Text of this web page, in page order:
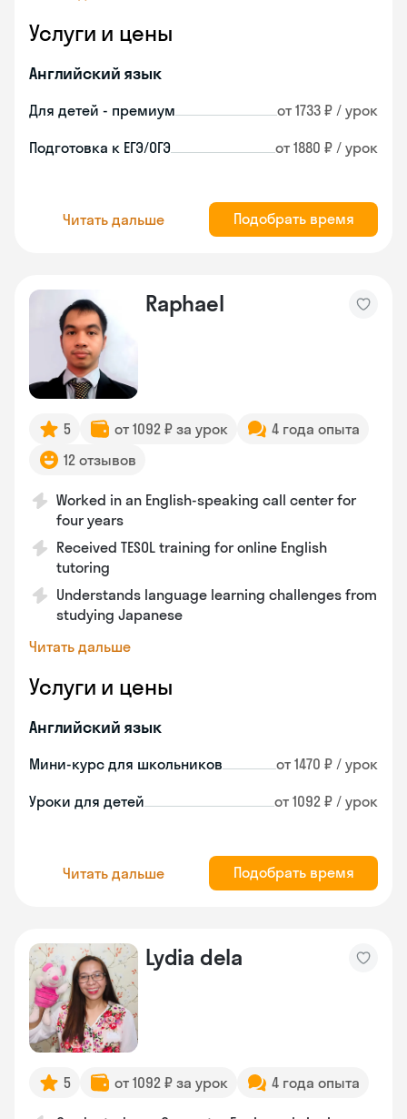
Услуги и цены
Английский язык
Для детей - премиум от 1733 ₽ / урок
Подготовка к ЕГЭ/ОГЭ от 1880 ₽ / урок
Читать дальше Подобрать время
Raphael
5 от 1092 ₽ за урок
4 года опыта
12 отзывов
Worked in an English-speaking call center for
four years
Received TESOL training for online English
tutoring
Understands language learning challenges from
studying Japanese
Читать дальше
Услуги и цены
Английский язык
Мини-курс для школьников от 1470 ₽ / урок
Уроки для детей от 1092 ₽ / урок
Читать дальше Подобрать время
Lydia dela
5 от 1092 ₽ за урок 4 года опыта